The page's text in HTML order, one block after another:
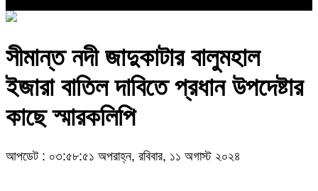
সীমান্ত নদী জাদুকাটার বালুমহাল
ইজারা বাতিল দাবিতে প্রধান উপদেষ্টার
কাছে স্মারকলিপি
আপডেট : ০৩:৫৮:৫১ অপরাহ্ন, রবিবার, ১১ অগাস্ট ২০২৪